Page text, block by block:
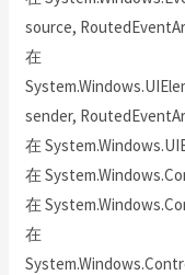
source,
在
sender,
在
在
在
在